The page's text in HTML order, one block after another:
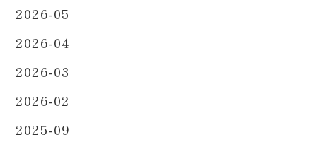
2026-05
2026-04
2026-03
2026-02
2025-09